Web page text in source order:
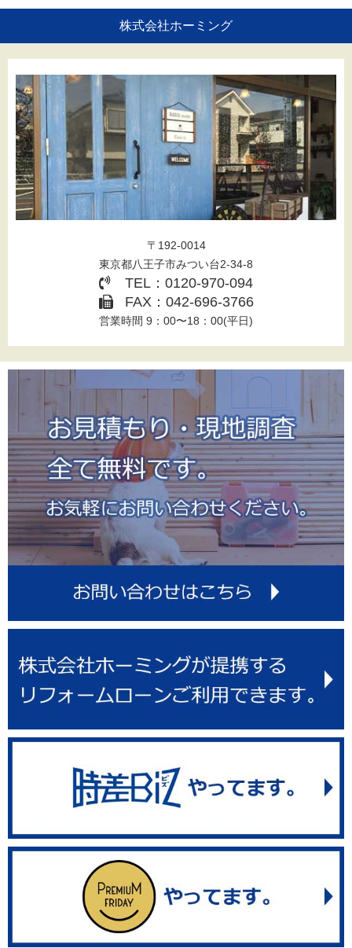
株式会社ホーミング
〒192-0014
東京都八王子市みつい台2-34-8
TEL：0120-970-094
FAX：042-696-3766
営業時間 9：00〜18：00(平日)